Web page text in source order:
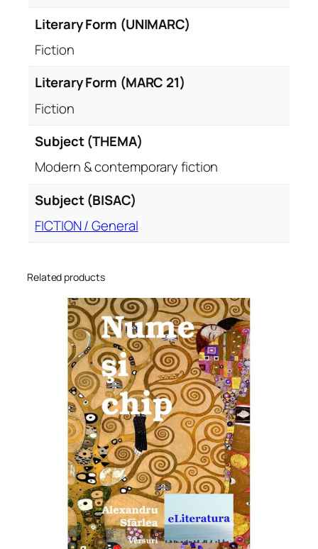
Literary Form (UNIMARC)
Fiction
Literary Form (MARC 21)
Fiction
Subject (THEMA)
Modern & contemporary fiction
Subject (BISAC)
FICTION / General
Related products